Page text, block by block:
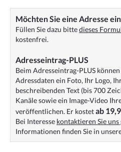
Möchten Sie eine Adresse
Füllen Sie dazu bittedieses
kostenfrei.
Adresseintrag-PLUS
Beim Adresseintrag-PLUS
Adressdaten ein Foto, Ihr Logo,
beschreibenden Text (bis 700
Kanäle sowie ein Image-Video
veröffentlichen. Er kostetab
Bei Interesse kontaktieren Sie uns
Informationen finden Sie in